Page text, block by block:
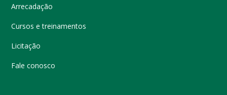
Arrecadação
Cursos e treinamentos
Licitação
Fale conosco